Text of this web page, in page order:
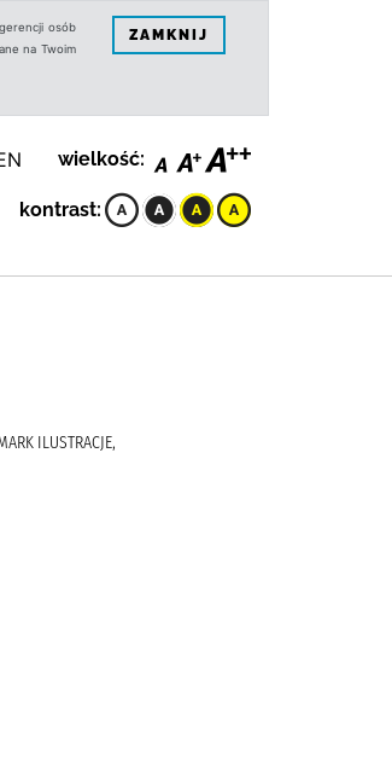
osób
na Twoim
ZAMKNIJ
wielkość:
kontrast:
ILUSTRACJE,